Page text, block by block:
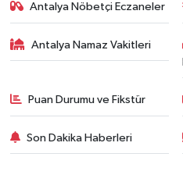
Antalya Nöbetçi Eczaneler
Antalya Namaz Vakitleri
Puan Durumu ve Fikstür
Son Dakika Haberleri